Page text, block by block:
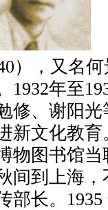
，又名何
1932年至
修、谢阳
新文化教育
物图书馆
间到上海
部长。